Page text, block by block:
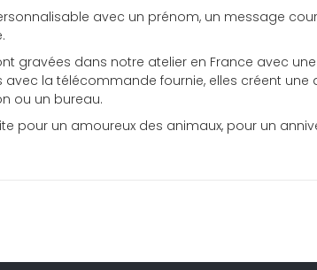
avec un prénom, un message
gravées dans notre atelier en France avec
avec la télécommande fournie, elles créent
ou un bureau.
pour un amoureux des animaux, pour un